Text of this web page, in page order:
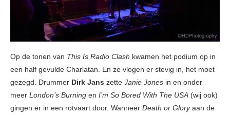
Op de tonen van This Is Radio Clash kwamen het podium op in
een half gevulde Charlatan. En ze vlogen er stevig in, het moet
gezegd. Drummer Dirk Jans zette Janie Jones in en onder
meer London’s Burning en I’m So Bored With The USA (wij ook)
gingen er in een rotvaart door. Wanneer Death or Gloryaan de